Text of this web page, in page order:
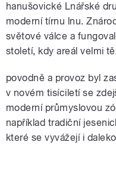
hanušovické Lnářské
moderní tírnu lnu.
světové válce a
století, kdy areál velmi
povodně a provoz byl
v novém tisíciletí se
moderní průmyslovou
například tradiční
které se vyvážejí i